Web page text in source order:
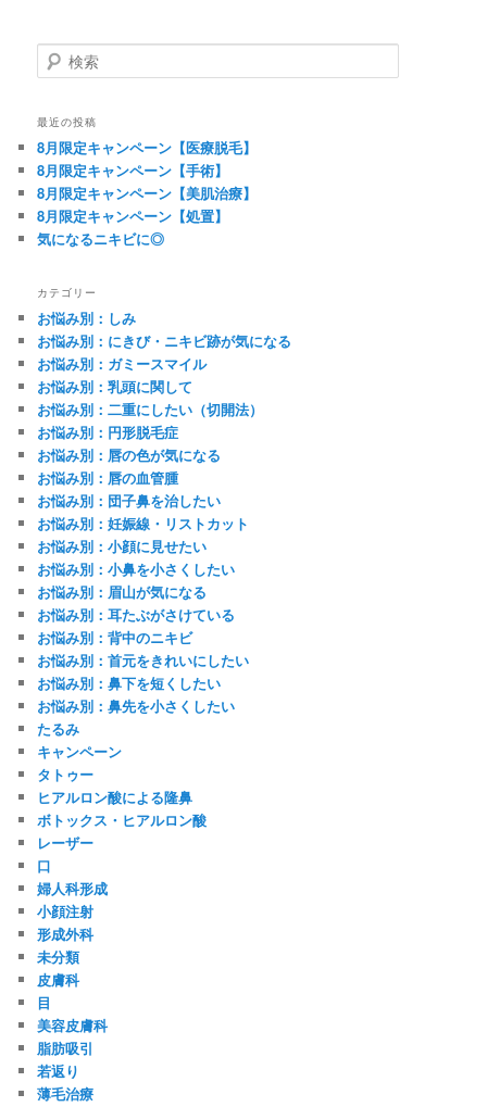
検索
最近の投稿
8月限定キャンペーン【医療脱毛】
8月限定キャンペーン【手術】
8月限定キャンペーン【美肌治療】
8月限定キャンペーン【処置】
気になるニキビに◎
カテゴリー
お悩み別：しみ
お悩み別：にきび・ニキビ跡が気になる
お悩み別：ガミースマイル
お悩み別：乳頭に関して
お悩み別：二重にしたい（切開法）
お悩み別：円形脱毛症
お悩み別：唇の色が気になる
お悩み別：唇の血管腫
お悩み別：団子鼻を治したい
お悩み別：妊娠線・リストカット
お悩み別：小顔に見せたい
お悩み別：小鼻を小さくしたい
お悩み別：眉山が気になる
お悩み別：耳たぶがさけている
お悩み別：背中のニキビ
お悩み別：首元をきれいにしたい
お悩み別：鼻下を短くしたい
お悩み別：鼻先を小さくしたい
たるみ
キャンペーン
タトゥー
ヒアルロン酸による隆鼻
ボトックス・ヒアルロン酸
レーザー
口
婦人科形成
小顔注射
形成外科
未分類
皮膚科
目
美容皮膚科
脂肪吸引
若返り
薄毛治療